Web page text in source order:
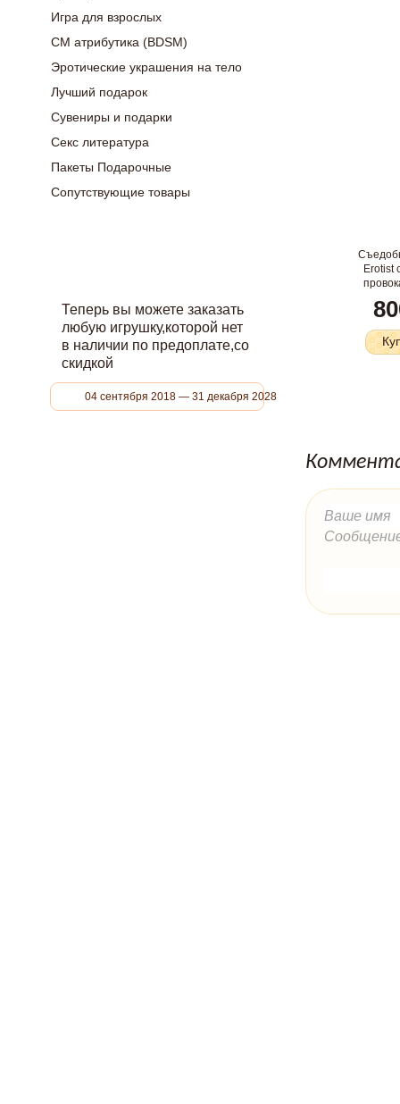
Игра для взрослых
СМ атрибутика (BDSM)
Эротические украшения на тело
Лучший подарок
Сувениры и подарки
Секс литература
Пакеты Подарочные
Сопутствующие товары
Теперь вы можете заказать
любую игрушку,которой нет
в наличии по предоплате,со
скидкой
04 сентября 2018 — 31 декабря 2028
Erotist